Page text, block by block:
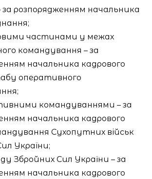
за розпорядженням начальника
частинами у межах
командування – за
начальника кадрового
оперативного
командуваннями – за
начальника кадрового
Сухопутних військ
України;
Збройних Сил України – за
начальника кадрового